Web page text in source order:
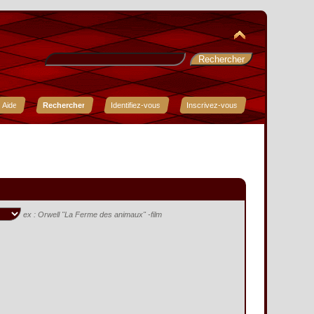
Aide Rechercher Identifiez-vous Inscrivez-vous
ex :Orwell "La Ferme des animaux" -film